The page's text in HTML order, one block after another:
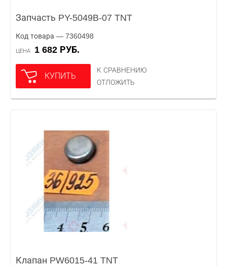
Запчасть PY-5049B-07 TNT
Код товара — 7360498
ЦЕНА 1 682 РУБ.
КУПИТЬ
К СРАВНЕНИЮ
ОТЛОЖИТЬ
Клапан PW6015-41 TNT